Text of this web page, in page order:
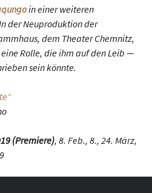
in einer weiteren
der Neuproduktion der
dem Theater Chemnitz,
Rolle, die ihm auf den Leib —
sein könnte.
(Premiere), 8. Feb., 8., 24. März,